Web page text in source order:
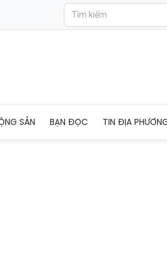
SẢN BẠN ĐỌC TIN ĐỊA